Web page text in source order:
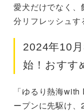
愛犬だけでなく
分リフレッシュ
2024年10
始！おすす
「ゆるり熱海
ープンに先駆け